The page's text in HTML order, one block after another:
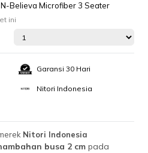
Believa Microfiber 3 Seater
ini
Garansi 30 Hari
Nitori Indonesia
Nitori Indonesia
busa 2 cm pada